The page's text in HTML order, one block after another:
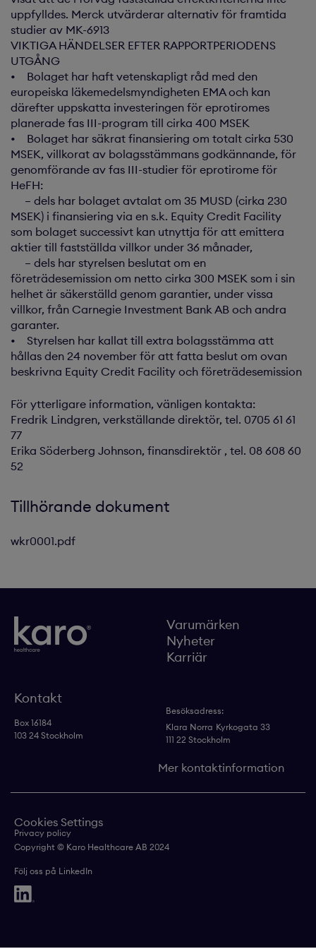
uppfylldes. Merck utvärderar alternativ för framtida
studier av MK-6913
VIKTIGA HÄNDELSER EFTER RAPPORTPERIODENS
UTGÅNG
• Bolaget har haft vetenskapligt råd med den
europeiska läkemedelsmyndigheten EMA och kan
därefter uppskatta investeringen för eprotiromes
planerade fas III-program till cirka 400 MSEK
• Bolaget har säkrat finansiering om totalt cirka 530
MSEK, villkorat av bolagsstämmans godkännande, för
genomförande av fas III-studier för eprotirome för
HeFH:
– dels har bolaget avtalat om 35 MUSD (cirka 230
MSEK) i finansiering via en s.k. Equity Credit Facility
som bolaget successivt kan utnyttja för att emittera
aktier till fastställda villkor under 36 månader,
– dels har styrelsen beslutat om en
företrädesemission om netto cirka 300 MSEK som i sin
helhet är säkerställd genom garantier, under vissa
villkor, från Carnegie Investment Bank AB och andra
garanter.
• Styrelsen har kallat till extra bolagsstämma att
hållas den 24 november för att fatta beslut om ovan
beskrivna Equity Credit Facility och företrädesemission
För ytterligare information, vänligen kontakta:
Fredrik Lindgren, verkställande direktör, tel. 0705 61 61
77
Erika Söderberg Johnson, finansdirektör , tel. 08 608 60
52
Tillhörande dokument
wkr0001.pdf
Varumärken
Nyheter
Karriär
Kontakt
Box 16184
103 24 Stockholm
Besöksadress:
Klara Norra Kyrkogata 33
111 22 Stockholm
Mer kontaktinformation
Cookies Settings
Privacy policy
Copyright © Karo Healthcare AB 2024
Följ oss på LinkedIn